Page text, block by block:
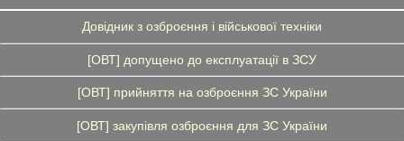
Довідник з озброєння і військової техніки
[ОВТ] допущено до експлуатації в ЗСУ
[ОВТ] прийняття на озброєння ЗС України
[ОВТ] закупівля озброєння для ЗС України